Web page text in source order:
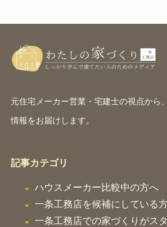
元住宅メーカー営業・宅建士の視点から
情報をお届けします。
記事カテゴリ
ハウスメーカー比較中の方へ
一条工務店を候補にしている
一条工務店での家づくりがス